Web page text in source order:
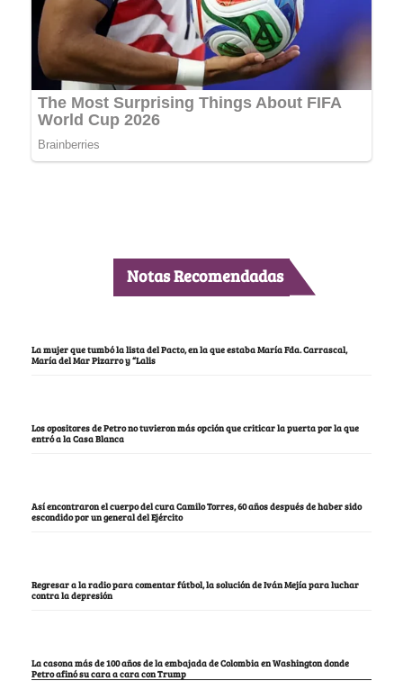
Notas Recomendadas
La mujer que tumbó la lista del Pacto, en la que estaba María Fda. Carrascal,
María del Mar Pizarro y “Lalis
Los opositores de Petro no tuvieron más opción que criticar la puerta por la que
entró a la Casa Blanca
Así encontraron el cuerpo del cura Camilo Torres, 60 años después de haber sido
escondido por un general del Ejército
Regresar a la radio para comentar fútbol, la solución de Iván Mejía para luchar
contra la depresión
La casona más de 100 años de la embajada de Colombia en Washington donde
Petro afinó su cara a cara con Trump